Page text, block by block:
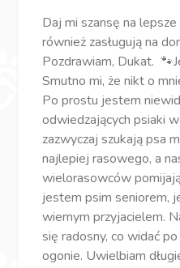
Daj mi szansę na
również zasługują na
Pozdrawiam, Dukat.
Smutno mi, że nikt o
Po prostu jestem
odwiedzających psiaki
zazwyczaj szukają psa
najlepiej rasowego, a
wielorasowców
jestem psim seniorem,
wiernym przyjacielem.
się radosny, co widać
ogonie. Uwielbiam